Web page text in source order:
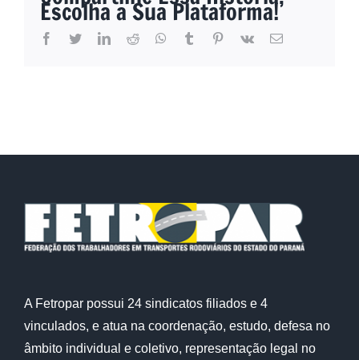
Escolha a Sua Plataforma!
facebook
twitterlinkedinreddit whatsapptumblr pinterest
vk
E-
A Fetropar possui 24 sindicatos filiados e 4
vinculados, e atua na coordenação, estudo, defesa no
âmbito individual e coletivo, representação legal no